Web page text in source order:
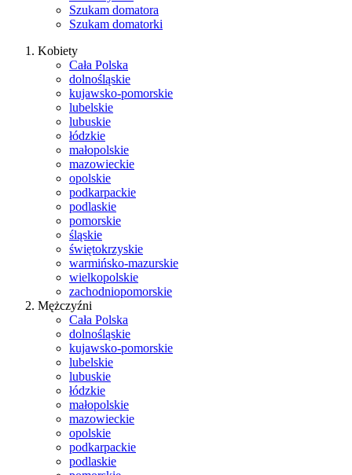
Szukam domatora
Szukam domatorki
Kobiety
Cała Polska
dolnośląskie
kujawsko-pomorskie
lubelskie
lubuskie
łódzkie
małopolskie
mazowieckie
opolskie
podkarpackie
podlaskie
pomorskie
śląskie
świętokrzyskie
warmińsko-mazurskie
wielkopolskie
zachodniopomorskie
Mężczyźni
Cała Polska
dolnośląskie
kujawsko-pomorskie
lubelskie
lubuskie
łódzkie
małopolskie
mazowieckie
opolskie
podkarpackie
podlaskie